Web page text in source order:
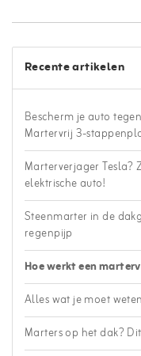
Recente artikelen
Bescherm je auto
Martervrij 3-
Marterverjager Tesla?
elektrische auto!
Steenmarter in de
regenpijp
Hoe werkt een
Alles wat je moet
Marters op het dak?